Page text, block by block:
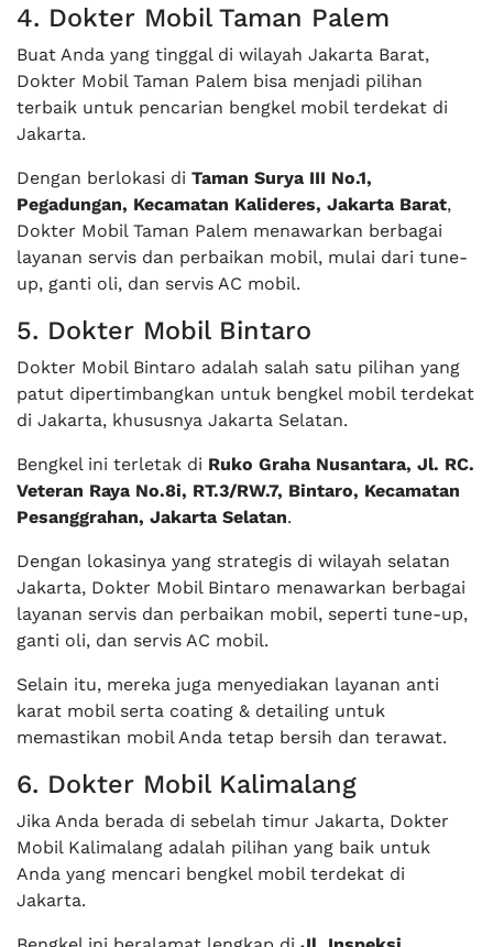
4. Dokter Mobil Taman Palem
Buat Anda yang tinggal di wilayah Jakarta Barat,
Dokter Mobil Taman Palem bisa menjadi pilihan
terbaik untuk pencarian bengkel mobil terdekat di
Jakarta.
Dengan berlokasi di Taman Surya III No.1,
Pegadungan, Kecamatan Kalideres, Jakarta Barat,
Dokter Mobil Taman Palem menawarkan berbagai
layanan servis dan perbaikan mobil, mulai dari tune-
up, ganti oli, dan servis AC mobil.
5. Dokter Mobil Bintaro
Dokter Mobil Bintaro adalah salah satu pilihan yang
patut dipertimbangkan untuk bengkel mobil terdekat
di Jakarta, khususnya Jakarta Selatan.
Bengkel ini terletak di Ruko Graha Nusantara, Jl. RC.
Veteran Raya No.8i, RT.3/RW.7, Bintaro, Kecamatan
Pesanggrahan, Jakarta Selatan.
Dengan lokasinya yang strategis di wilayah selatan
Jakarta, Dokter Mobil Bintaro menawarkan berbagai
layanan servis dan perbaikan mobil, seperti tune-up,
ganti oli, dan servis AC mobil.
Selain itu, mereka juga menyediakan layanan anti
karat mobil serta coating & detailing untuk
memastikan mobil Anda tetap bersih dan terawat.
6. Dokter Mobil Kalimalang
Jika Anda berada di sebelah timur Jakarta, Dokter
Mobil Kalimalang adalah pilihan yang baik untuk
Anda yang mencari bengkel mobil terdekat di
Jakarta.